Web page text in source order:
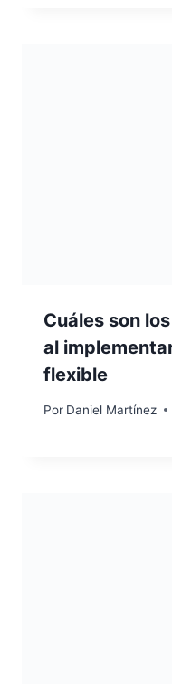
Cuáles son
al
flexible
Por Daniel Martínez